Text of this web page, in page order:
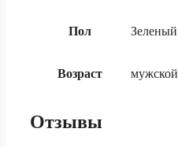
Пол Зеленый
Возраст мужской
Отзывы